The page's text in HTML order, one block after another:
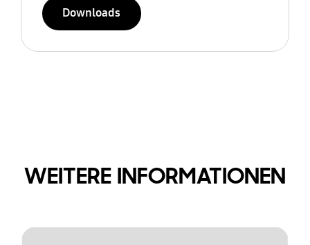
Downloads
WEITERE INFORMATIONEN